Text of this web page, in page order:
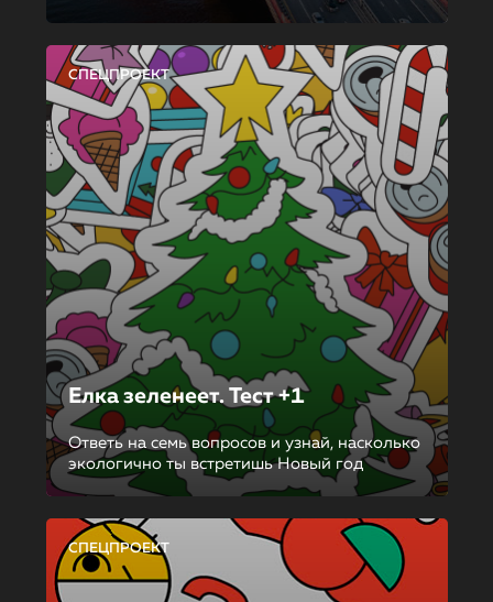
СПЕЦПРОЕКТ
Елка зеленеет. Тест +1
Ответь на семь вопросов и узнай, насколько
экологично ты встретишь Новый год
СПЕЦПРОЕКТ